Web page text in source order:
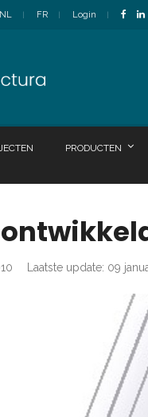
NL FR Login
PRODUCTEN
Laatste update: 09